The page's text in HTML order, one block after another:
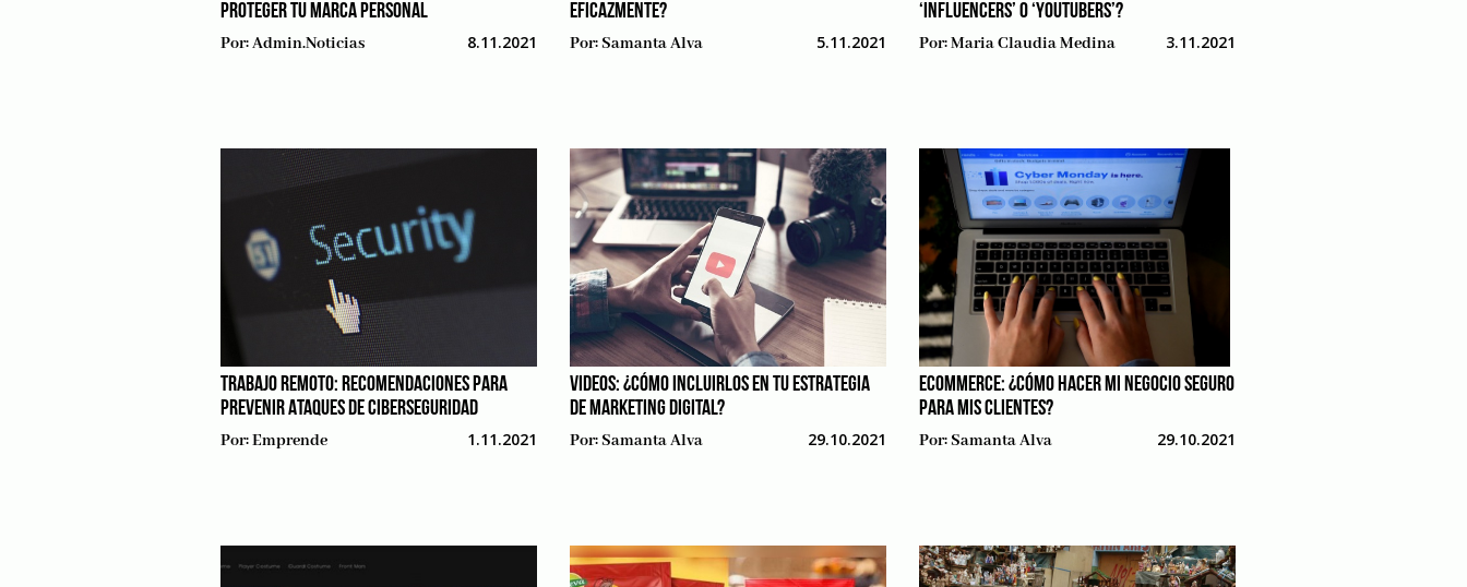
PROTEGER TU MARCA PERSONAL
Por:Admin.noticias 8.11.2021
EFICAZMENTE?
Por:Samanta Alva 5.11.2021
‘INFLUENCERS’ O ‘YOUTUBERS’?
Por:Maria Claudia Medina 3.11.2021
TRABAJO REMOTO: RECOMENDACIONES PARA
PREVENIR ATAQUES DE CIBERSEGURIDAD
Por:Emprende 1.11.2021
VIDEOS: ¿CÓMO INCLUIRLOS EN TU ESTRATEGIA
DE MARKETING DIGITAL?
Por:Samanta Alva 29.10.2021
ECOMMERCE: ¿CÓMO HACER MI NEGOCIO SEGURO
PARA MIS CLIENTES?
Por:Samanta Alva 29.10.2021